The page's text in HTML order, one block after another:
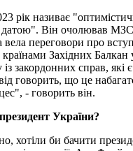
рік називає
датою". Він очолював
вела переговори про
країнами Західних Балкан
закордонних справ, які
говорить, що це
- говорить він.
України?
хотіли би бачити